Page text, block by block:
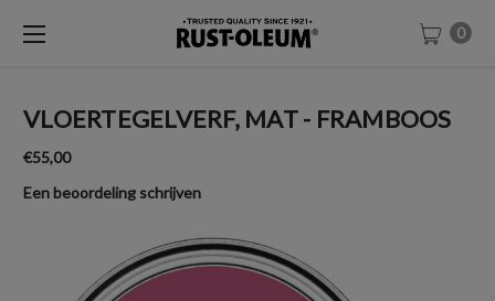
0
VLOERTEGELVERF, MAT - FRAMBOOS
€55,00
Een beoordeling schrijven